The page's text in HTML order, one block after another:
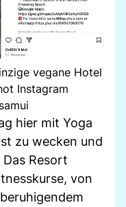
vegane Hotel
Instagram
hier mit Yoga
zu wecken und
Resort
von